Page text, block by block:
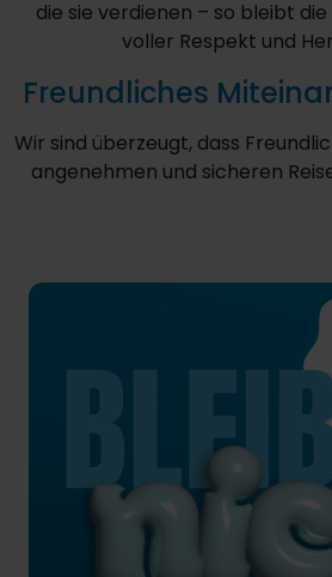
die sie verdienen – so bleibt
voller Respekt und
Freundliches
Wir sind überzeugt, dass
angenehmen und sicheren